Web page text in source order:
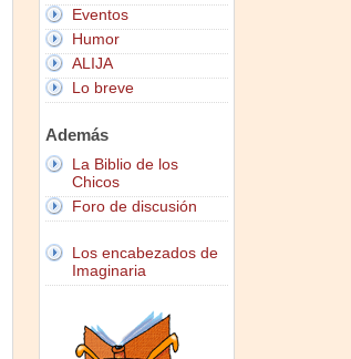
Eventos
Humor
ALIJA
Lo breve
Además
La Biblio de los
Chicos
Foro de discusión
Los encabezados de
Imaginaria